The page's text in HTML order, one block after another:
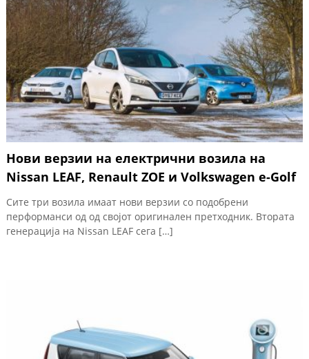
Нови верзии на електрични возила на
Nissan LEAF, Renault ZOE и Volkswagen e-Golf
Сите три возила имаат нови верзии со подобрени
перформанси од од својот оригинален претходник. Втората
генерација на Nissan LEAF сега […]